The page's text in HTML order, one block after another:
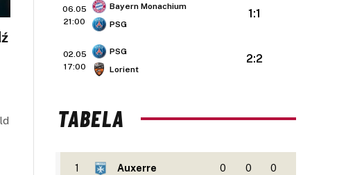
06.05
21:00
Bayern Monachium
PSG
1:1
02.05
17:00
PSG
Lorient
2:2
TABELA
1 Auxerre 0 0 0